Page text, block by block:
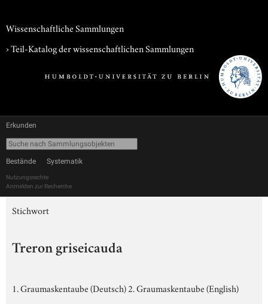
Wissenschaftliche Sammlungen
› Teil-Katalog der wissenschaftlichen Sammlungen
Erkunden
Bestände Systematik
Nutzungsrechte
Anmelden zur Recherche
Stichwort
Treron griseicauda
1. Graumaskentaube (Deutsch) 2. Graumaskentaube (English)